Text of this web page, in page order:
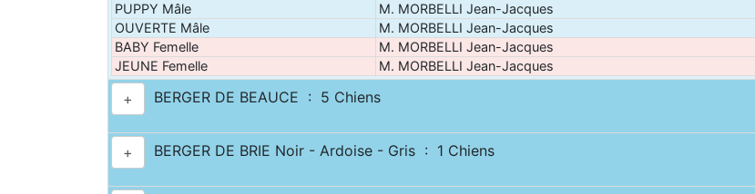
PUPPY Mâle M. MORBELLI Jean-Jacques
OUVERTE Mâle
M. MORBELLI Jean-Jacques
BABY Femelle
M. MORBELLI Jean-Jacques
JEUNE Femelle
M. MORBELLI Jean-Jacques
+ BERGER DE BEAUCE : 5 Chiens
+ BERGER DE BRIE Noir - Ardoise - Gris : 1 Chiens